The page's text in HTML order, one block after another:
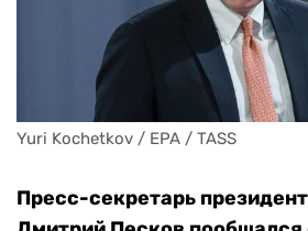
Yuri Kochetkov / EPA / TASS
Пресс-секретарь